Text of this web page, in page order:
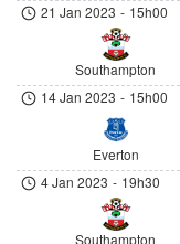
21 Jan 2023 - 15h00
Southampton
14 Jan 2023 - 15h00
Everton
4 Jan 2023 - 19h30
Southampton